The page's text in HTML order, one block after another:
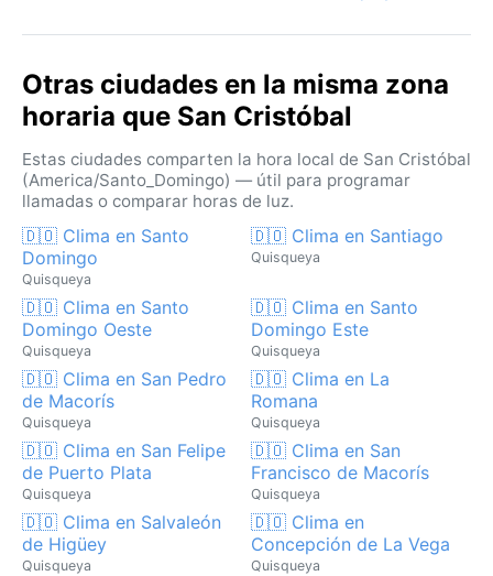
Otras ciudades en la misma zona
horaria que San Cristóbal
Estas ciudades comparten la hora local de San Cristóbal
(America/Santo_Domingo) — útil para programar
llamadas o comparar horas de luz.
🇩🇴 Clima en Santo
Domingo
Quisqueya
🇩🇴 Clima en Santiago
Quisqueya
🇩🇴 Clima en Santo
Domingo Oeste
Quisqueya
🇩🇴 Clima en Santo
Domingo Este
Quisqueya
🇩🇴 Clima en San Pedro
de Macorís
Quisqueya
🇩🇴 Clima en La
Romana
Quisqueya
🇩🇴 Clima en San Felipe
de Puerto Plata
Quisqueya
🇩🇴 Clima en San
Francisco de Macorís
Quisqueya
🇩🇴 Clima en Salvaleón
de Higüey
Quisqueya
🇩🇴 Clima en
Concepción de La Vega
Quisqueya